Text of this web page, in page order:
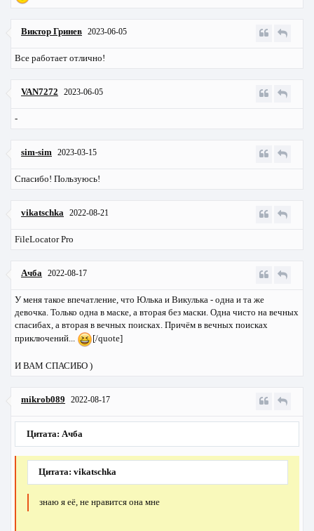
Виктор Гринев 2023-06-05
Все работает отлично!
VAN7272 2023-06-05
-
sim-sim 2023-03-15
Спасибо! Пользуюсь!
vikatschka 2022-08-21
FileLocator Pro
Ачба 2022-08-17
У меня такое впечатление, что Юлька и Викулька - одна и та же
девочка. Только одна в маске, а вторая без маски. Одна чисто на вечных
спасибах, а вторая в вечных поисках. Причём в вечных поисках
приключений...
[/quote]
И ВАМ СПАСИБО )
mikrob089 2022-08-17
Цитата: Ачба
Цитата: vikatschka
знаю я её, не нравится она мне